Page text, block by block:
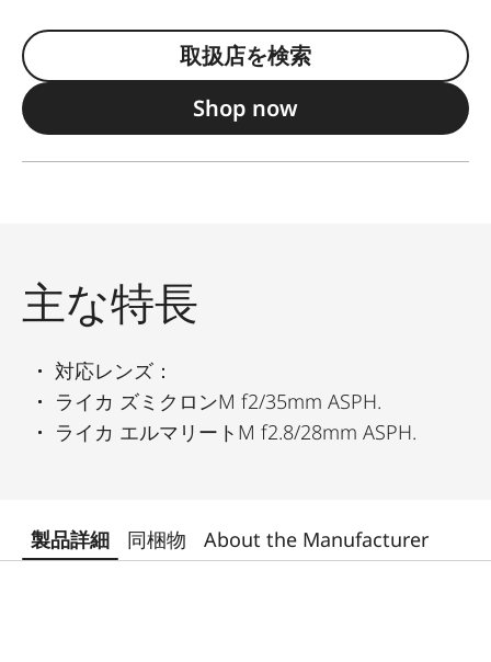
取扱店を検索
Shop now
主な特長
対応レンズ：
ライカ ズミクロンM f2/35mm ASPH.
ライカ エルマリートM f2.8/28mm ASPH.
製品詳細 同梱物 About the Manufacturer